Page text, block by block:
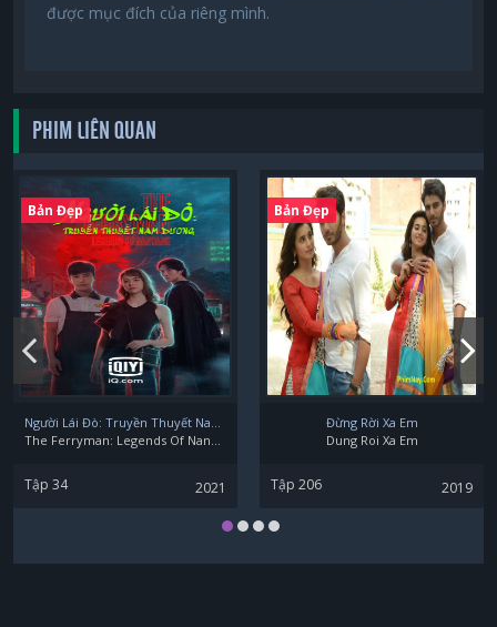
được mục đích của riêng mình.
PHIM LIÊN QUAN
Bản Đẹp
Người Lái Đò: Truyền Thuyết Nam Dương
The Ferryman: Legends Of Nanyang
Tập 34 2021
Bản Đẹp
Đừng Rời Xa Em
Dung Roi Xa Em
Tập 206 2019